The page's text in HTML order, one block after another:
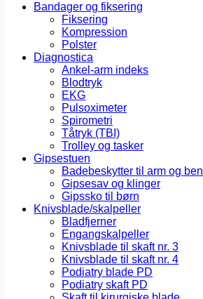
Bandager og fiksering
Fiksering
Kompression
Polster
Diagnostica
Ankel-arm indeks
Blodtryk
EKG
Pulsoximeter
Spirometri
Tåtryk (TBI)
Trolley og tasker
Gipsestuen
Badebeskytter til arm og ben
Gipsesav og klinger
Gipssko til børn
Knivsblade/skalpeller
Bladfjerner
Engangskalpeller
Knivsblade til skaft nr. 3
Knivsblade til skaft nr. 4
Podiatry blade PD
Podiatry skaft PD